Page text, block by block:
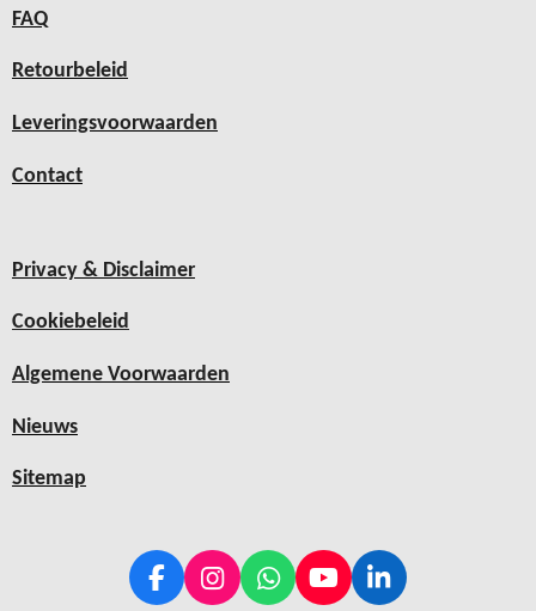
FAQ
Retourbeleid
Leveringsvoorwaarden
Contact
Privacy & Disclaimer
Cookiebeleid
Algemene Voorwaarden
Nieuws
Sitemap
F
I
W
Y
L